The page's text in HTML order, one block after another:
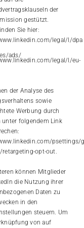
ads/
der
gestützt.
Sie hier:
legal/l/dpa
legal/l/eu-
der Analyse des
sowie
Werbung durch
unter folgendem Link
psettings/
opt-out
können Mitglieder
die Nutzung ihrer
Daten zu
in den
steuern. Um
von auf